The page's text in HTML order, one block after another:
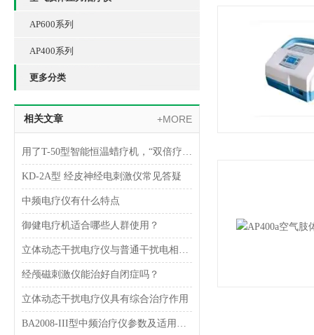
AP600系列
AP400系列
更多分类
相关文章 +MORE
用了T-50型智能恒温蜡疗机，“双倍疗效”即刻拥有
KD-2A型 经皮神经电刺激仪常见答疑
中频电疗仪有什么特点
御健电疗机适合哪些人群使用？
立体动态干扰电疗仪与普通干扰电相比更安全可靠
经颅磁刺激仪能治好自闭症吗？
立体动态干扰电疗仪具有综合治疗作用
BA2008-III型中频治疗仪参数及适用范围和特点介绍